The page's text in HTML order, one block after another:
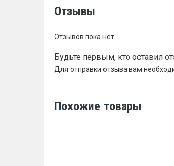
Отзывы
Отзывов пока нет.
Будьте первым, кто оставил
Для отправки отзыва вам
Похожие товары